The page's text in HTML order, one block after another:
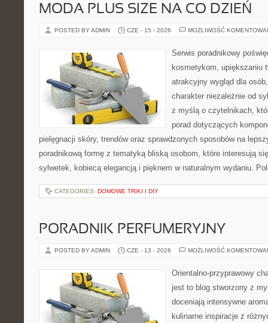
MODA PLUS SIZE NA CO DZIEŃ
POSTED BY ADMIN CZE - 15 - 2026 MOŻLIWOŚĆ
Serwis poradnikowy
kosmetykom, upiększaniu
atrakcyjny wygląd dla
charakter niezależnie od
z myślą o czytelnikach,
porad dotyczących
pielęgnacji skóry, trendów oraz sprawdzonych sposobów na
poradnikową formę z tematyką bliską osobom, które interesują
sylwetek, kobiecą elegancją i pięknem w naturalnym wydaniu.
CATEGORIES: DOMOWE TRIKI I DIY
PORADNIK PERFUMERYJNY
POSTED BY ADMIN CZE - 13 - 2026 MOŻLIWOŚĆ
Orientalno-przyprawowy
jest to blog stworzony z
doceniają intensywne
kulinarne inspiracje z